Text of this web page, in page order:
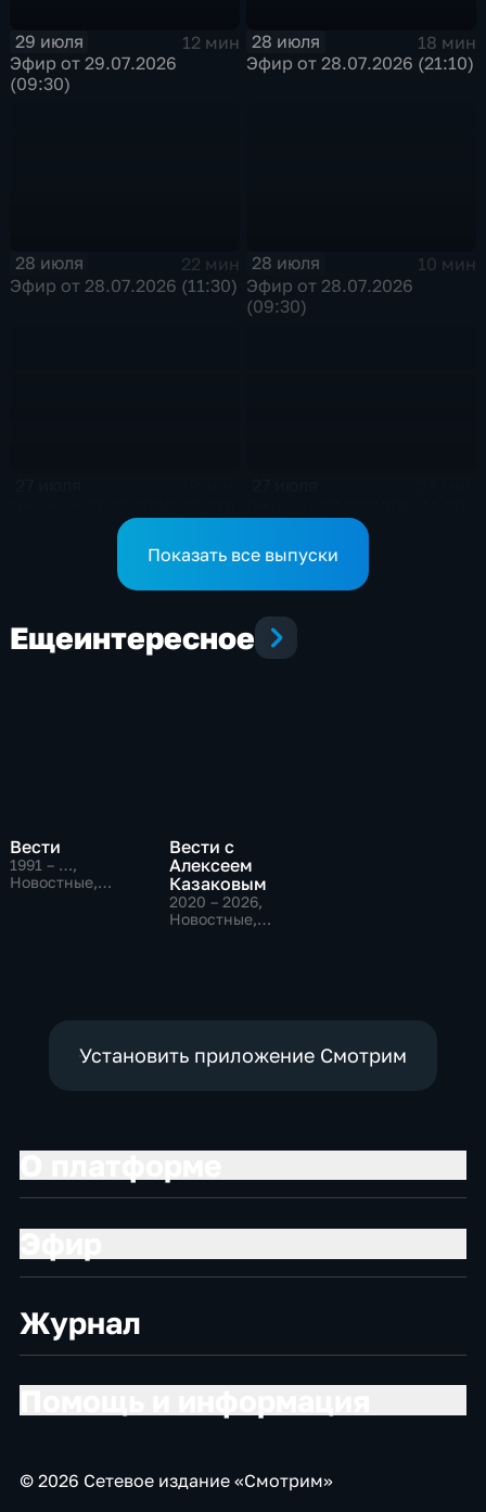
29 июля
12 мин
Эфир от 29.07.2026
(09:30)
28 июля
18 мин
Эфир от 28.07.2026 (21:10)
28 июля
22 мин
Эфир от 28.07.2026 (11:30)
28 июля
10 мин
Эфир от 28.07.2026
(09:30)
Показать все выпуски
Ещеинтересное
Вести
1991 – …,
Новостные,
Вести с
Алексеем
Казаковым
2020 – 2026,
Новостные,
Установить приложение Смотрим
Журнал
© 2026 Сетевое издание «Смотрим»